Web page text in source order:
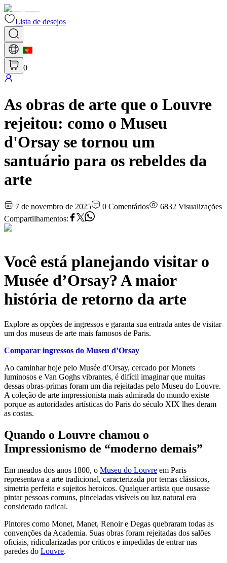
Lista de desejos
0
As obras de arte que o Louvre
rejeitou: como o Museu
d'Orsay se tornou um
santuário para os rebeldes da
arte
7 de novembro de 2025 0 Comentários 6832 Visualizações
Compartilhamentos:
Você está planejando visitar o
Musée d’Orsay? A maior
história de retorno da arte
Explore as opções de ingressos e garanta sua entrada antes de visitar
um dos museus de arte mais famosos de Paris.
Comparar ingressos do Museu d’Orsay
Ao caminhar hoje pelo Musée d’Orsay, cercado por Monets
luminosos e Van Goghs vibrantes, é difícil imaginar que muitas
dessas obras-primas foram um dia rejeitadas pelo Museu do Louvre.
A coleção de arte impressionista mais admirada do mundo existe
porque as autoridades artísticas do Paris do século XIX lhes deram
as costas.
Quando o Louvre chamou o
Impressionismo de “moderno demais”
Em meados dos anos 1800, o Museu do Louvre em Paris
representava a arte tradicional, caracterizada por temas clássicos,
simetria perfeita e sujeitos heroicos. Qualquer artista que ousasse
pintar pessoas comuns, pinceladas visíveis ou luz natural era
considerado radical.
Pintores como Monet, Manet, Renoir e Degas quebraram todas as
convenções da Academia. Suas obras foram rejeitadas dos salões
oficiais, ridicularizadas por críticos e impedidas de entrar nas
paredes do Louvre.